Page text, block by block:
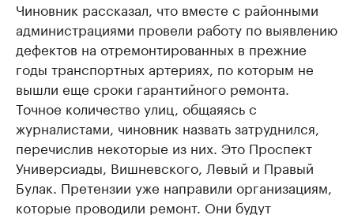
Чиновник рассказал, что вместе с районными
администрациями провели работу по выявлению
дефектов на отремонтированных в прежние
годы транспортных артериях, по которым не
вышли еще сроки гарантийного ремонта.
Точное количество улиц, общаяясь с
журналистами, чиновник назвать затруднился,
перечислив некоторые из них. Это Проспект
Универсиады, Вишневского, Левый и Правый
Булак. Претензии уже направили организациям,
которые проводили ремонт. Они будут